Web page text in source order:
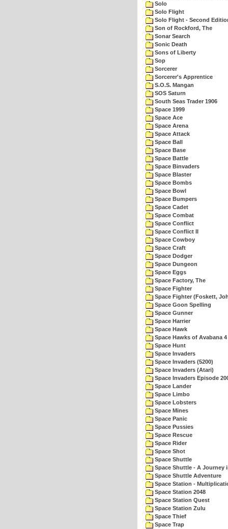
Solo
Solo Flight
Solo Flight - Second
Son of Rockford, The
Sonar Search
Sonic Death
Sons of Liberty
Sop
Sorcerer
Sorcerer's Apprentice
S.O.S. Mangan
SOS Saturn
South Seas Trader 1906
Space 1999
Space Ace
Space Arena
Space Attack
Space Ball
Space Base
Space Battle
Space Binvaders
Space Blaster
Space Bombs
Space Bowl
Space Bumpers
Space Cadet
Space Combat
Space Conflict
Space Conflict II
Space Cowboy
Space Craft
Space Dodger
Space Dungeon
Space Eggs
Space Factory, The
Space Fighter
Space Fighter (Foskett,
Space Goon Spelling
Space Gunner
Space Harrier
Space Hawk
Space Hawks of Avabana 4
Space Hunt
Space Invaders
Space Invaders (5200)
Space Invaders (Atari)
Space Invaders Episode
Space Lander
Space Limbo
Space Lobsters
Space Mines
Space Panic
Space Pussies
Space Rescue
Space Rider
Space Shot
Space Shuttle
Space Shuttle - A Journey
Space Shuttle Adventure
Space Station -
Space Station 2048
Space Station Quest
Space Station Zulu
Space Thief
Space Trap